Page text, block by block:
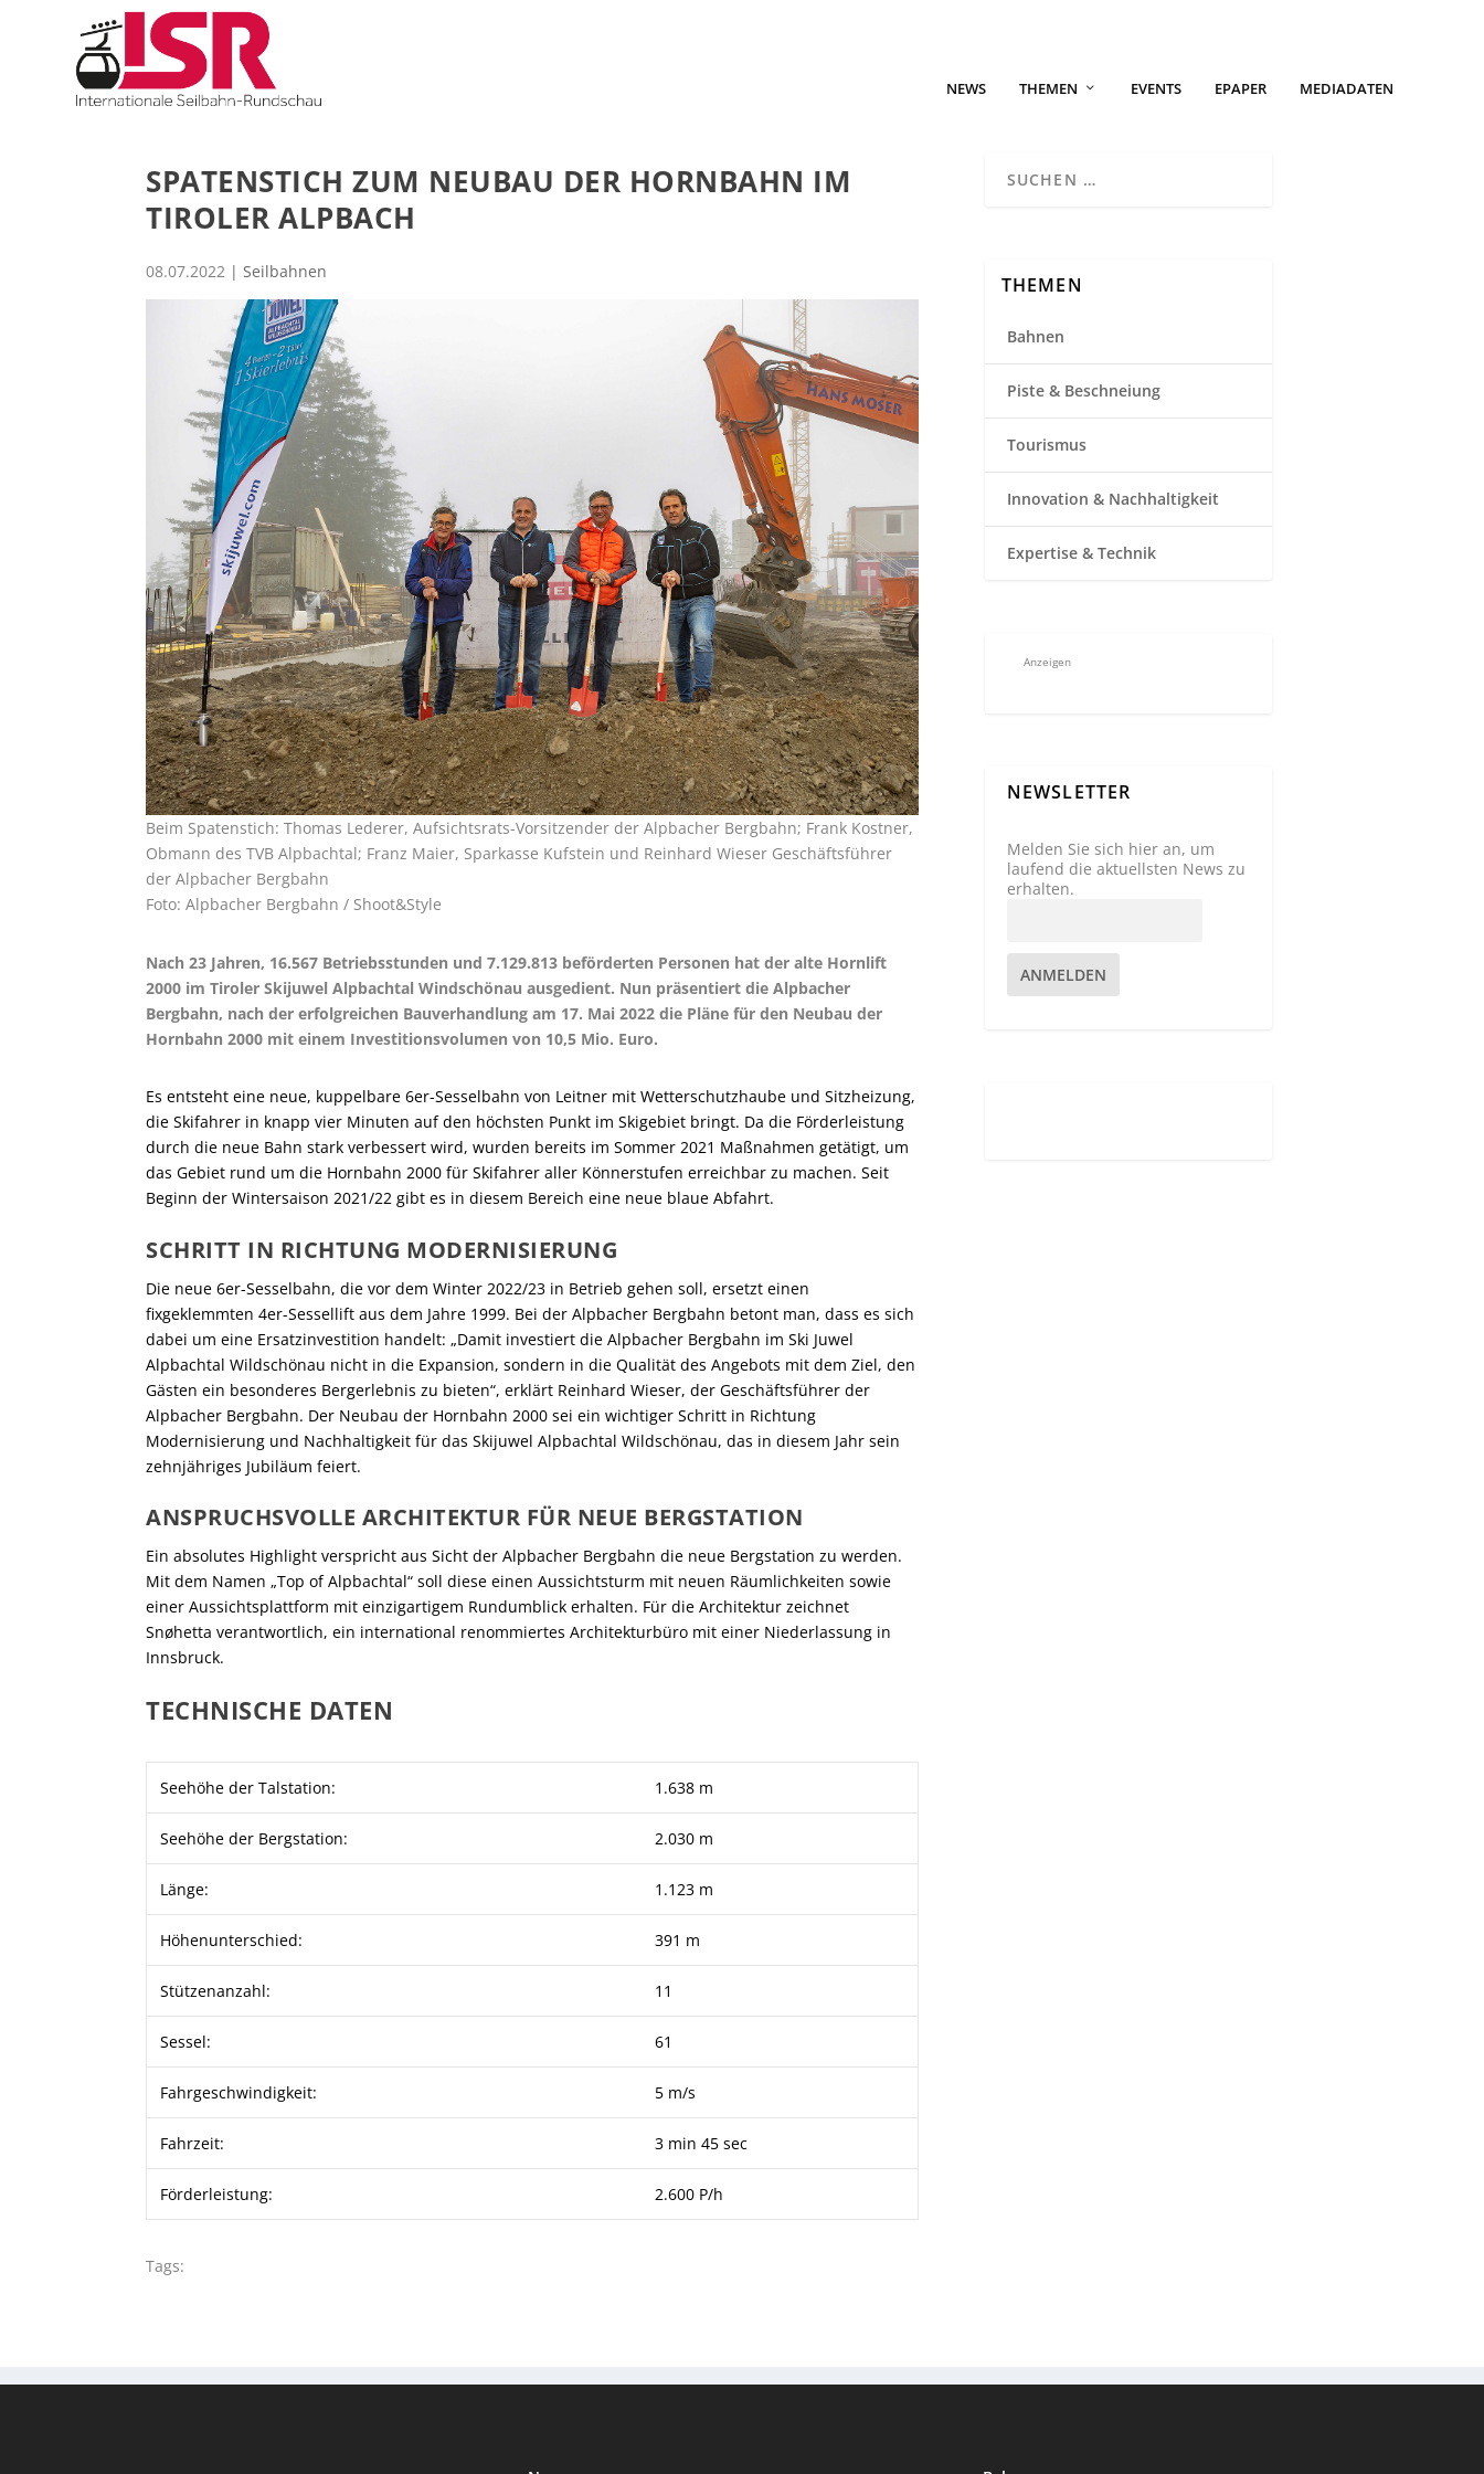
NEWS THEMEN EVENTS EPAPER MEDIADATEN
SPATENSTICH ZUM NEUBAU DER HORNBAHN IM
TIROLER ALPBACH
08.07.2022 | Seilbahnen
Beim Spatenstich: Thomas Lederer, Aufsichtsrats-Vorsitzender der Alpbacher Bergbahn; Frank Kostner,
Obmann des TVB Alpbachtal; Franz Maier, Sparkasse Kufstein und Reinhard Wieser Geschäftsführer
der Alpbacher Bergbahn
Foto: Alpbacher Bergbahn / Shoot&Style
Nach 23 Jahren, 16.567 Betriebsstunden und 7.129.813 beförderten Personen hat der alte Hornlift
2000 im Tiroler Skijuwel Alpbachtal Windschönau ausgedient. Nun präsentiert die Alpbacher
Bergbahn, nach der erfolgreichen Bauverhandlung am 17. Mai 2022 die Pläne für den Neubau der
Hornbahn 2000 mit einem Investitionsvolumen von 10,5 Mio. Euro.
Es entsteht eine neue, kuppelbare 6er-Sesselbahn von Leitner mit Wetterschutzhaube und Sitzheizung,
die Skifahrer in knapp vier Minuten auf den höchsten Punkt im Skigebiet bringt. Da die Förderleistung
durch die neue Bahn stark verbessert wird, wurden bereits im Sommer 2021 Maßnahmen getätigt, um
das Gebiet rund um die Hornbahn 2000 für Skifahrer aller Könnerstufen erreichbar zu machen. Seit
Beginn der Wintersaison 2021/22 gibt es in diesem Bereich eine neue blaue Abfahrt.
SCHRITT IN RICHTUNG MODERNISIERUNG
Die neue 6er-Sesselbahn, die vor dem Winter 2022/23 in Betrieb gehen soll, ersetzt einen
fixgeklemmten 4er-Sessellift aus dem Jahre 1999. Bei der Alpbacher Bergbahn betont man, dass es sich
dabei um eine Ersatzinvestition handelt: „Damit investiert die Alpbacher Bergbahn im Ski Juwel
Alpbachtal Wildschönau nicht in die Expansion, sondern in die Qualität des Angebots mit dem Ziel, den
Gästen ein besonderes Bergerlebnis zu bieten“, erklärt Reinhard Wieser, der Geschäftsführer der
Alpbacher Bergbahn. Der Neubau der Hornbahn 2000 sei ein wichtiger Schritt in Richtung
Modernisierung und Nachhaltigkeit für das Skijuwel Alpbachtal Wildschönau, das in diesem Jahr sein
zehnjähriges Jubiläum feiert.
ANSPRUCHSVOLLE ARCHITEKTUR FÜR NEUE BERGSTATION
Ein absolutes Highlight verspricht aus Sicht der Alpbacher Bergbahn die neue Bergstation zu werden.
Mit dem Namen „Top of Alpbachtal“ soll diese einen Aussichtsturm mit neuen Räumlichkeiten sowie
einer Aussichtsplattform mit einzigartigem Rundumblick erhalten. Für die Architektur zeichnet
Snøhetta verantwortlich, ein international renommiertes Architekturbüro mit einer Niederlassung in
Innsbruck.
TECHNISCHE DATEN
Seehöhe der Talstation: 1.638 m
Seehöhe der Bergstation: 2.030 m
Länge: 1.123 m
Höhenunterschied: 391 m
Stützenanzahl: 11
Sessel: 61
Fahrgeschwindigkeit: 5 m/s
Fahrzeit: 3 min 45 sec
Förderleistung: 2.600 P/h
Tags:
THEMEN
Bahnen
Piste & Beschneiung
Tourismus
Innovation & Nachhaltigkeit
Expertise & Technik
Anzeigen
NEWSLETTER
Melden Sie sich hier an, um
laufend die aktuellsten News zu
erhalten.
ANMELDEN